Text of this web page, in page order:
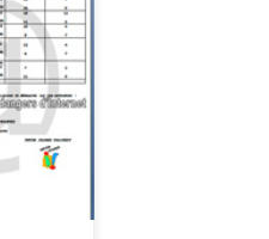
été
Carlier,
ci a
de
les